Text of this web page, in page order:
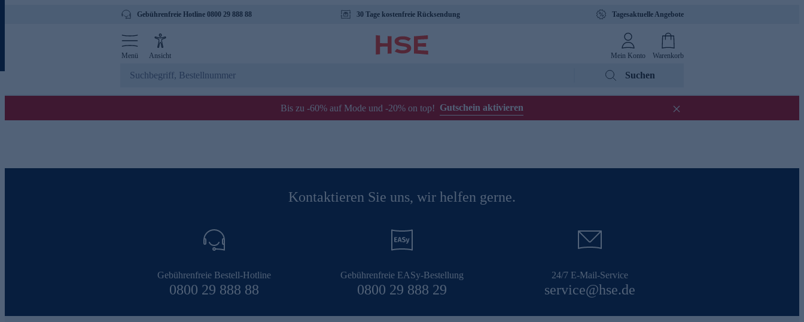
Gebührenfreie Hotline 0800 29 888 88 30 Tage kostenfreie Rücksendung Tagesaktuelle Angebote
Menü Ansicht Mein Konto Warenkorb
Suchen
Bis zu -60% auf Mode und -20% on top! Gutschein aktivieren
Kontaktieren Sie uns, wir helfen gerne.
Gebührenfreie Bestell-Hotline
0800 29 888 88
Gebührenfreie EASy-Bestellung
0800 29 888 29
24/7 E-Mail-Service
service@hse.de